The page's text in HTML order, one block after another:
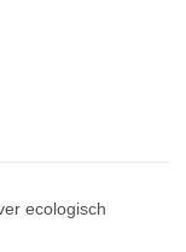
ecologisch